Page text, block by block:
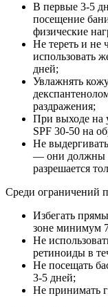
В первые 3-5
посещение
физические
Не тереть и не
использовать
дней;
Увлажнять
раздражения;
При выходе на
SPF 30-50 на
Не
— они должны
разрешается
Среди ограничений
Избегать
зоне минимум
Не
ретиноиды в
Не посещать
3-5 дней;
Не принимать